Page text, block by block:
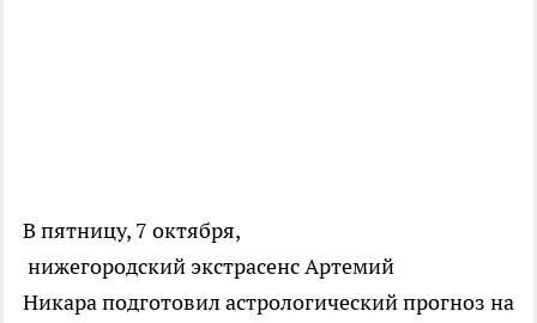
В пятницу, 7 октября,
нижегородский экстрасенс Артемий
Никара подготовил астрологический прогноз на